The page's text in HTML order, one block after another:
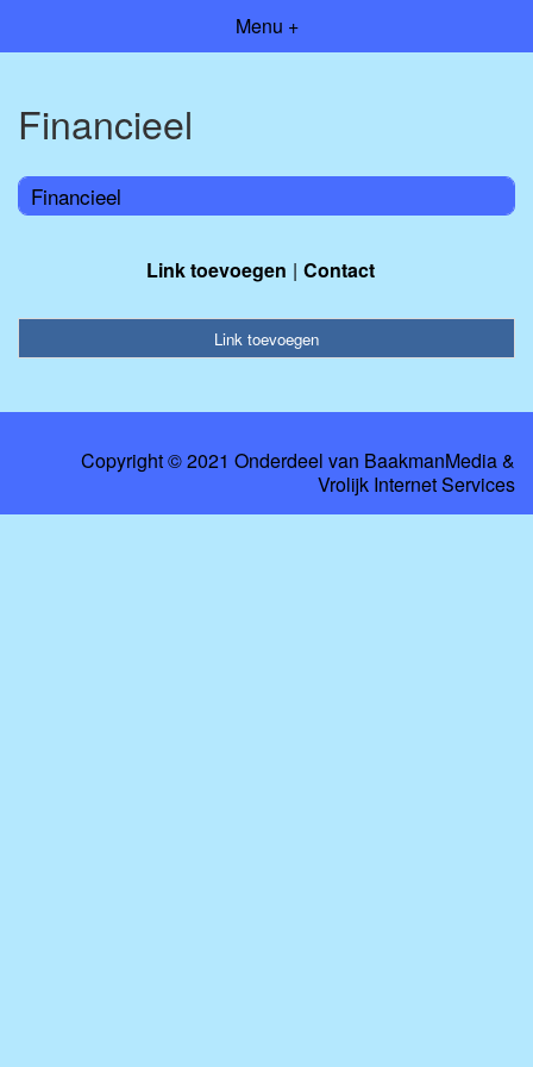
Menu +
Financieel
Financieel
Link toevoegen Contact
Link toevoegen
Copyright © 2021 Onderdeel van BaakmanMedia&
Vrolijk Internet Services